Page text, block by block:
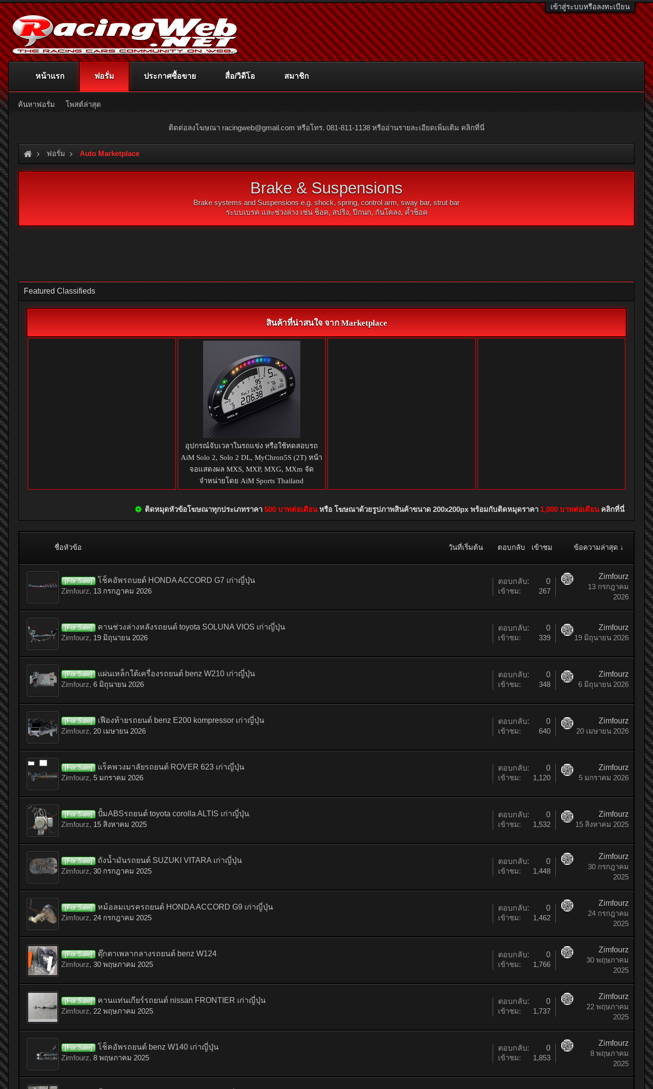
เข้าสู่ระบบหรือลงทะเบียน
ติดต่อลงโฆษณา racingweb@gmail.com หรือโทร. 081-811-1138 หรืออ่านรายละเอียดเพิ่มเติม คลิกที่นี่
ฟอรั่ม Auto Marketplace
Brake & Suspensions
Brake systems and Suspensions e.g. shock, spring, control arm, sway bar, strut bar
ระบบเบรค และช่วงล่าง เช่น ช็อค, สปริง, ปีกนก, กันโคลง, คํ้าช็อค
Featured Classifieds
สินค้าที่น่าสนใจ จาก Marketplace
อุปกรณ์จับเวลาในรถแข่ง หรือใช้ทดสอบรถ
AiM Solo 2, Solo 2 DL, MyChron5S (2T) หน้า
จอแสดงผล MXS, MXP, MXG, MXm จัด
จำหน่ายโดย AiM Sports Thailand
ติดหมุดหัวข้อโฆษณาทุกประเภทราคา 500 บาทต่อเดือนหรือ โฆษณาด้วยรูปภาพสินค้าขนาด 200x200px พร้อมกับติดหมุดราคา 1,000 บาทต่อเดือนคลิกที่นี่
ชื่อหัวข้อ วันที่เริ่มต้น ตอบกลับ เข้าชม ข้อความล่าสุด ↓
[For Sale]
โช็คอัพรถบยต์ HONDA ACCORD G7 เก่าญี่ปุ่น
Zimfourz, 13 กรกฎาคม 2026
ตอบกลับ:
0
เข้าชม:
267
Zimfourz
13 กรกฎาคม
2026
[For Sale]
คานช่วงล่างหลังรถยนต์ toyota SOLUNA VIOS เก่าญี่ปุ่น
Zimfourz, 19 มิถุนายน 2026
ตอบกลับ:
0
เข้าชม:
339
Zimfourz
19 มิถุนายน 2026
[For Sale]
แผ่นเหล็กใต้เครื่องรถยนต์ benz W210 เก่าญี่ปุ่น
Zimfourz, 6 มิถุนายน 2026
ตอบกลับ:
0
เข้าชม:
348
Zimfourz
6 มิถุนายน 2026
[For Sale]
เฟืองท้ายรถยนต์ benz E200 kompressor เก่าญี่ปุ่น
Zimfourz, 20 เมษายน 2026
ตอบกลับ:
0
เข้าชม:
640
Zimfourz
20 เมษายน 2026
[For Sale]
แร็คพวงมาลัยรถยนต์ ROVER 623 เก่าญี่ปุ่น
Zimfourz, 5 มกราคม 2026
ตอบกลับ:
0
เข้าชม:
1,120
Zimfourz
5 มกราคม 2026
[For Sale]
ปั้มABSรถยนต์ toyota corolla ALTIS เก่าญี่ปุ่น
Zimfourz, 15 สิงหาคม 2025
ตอบกลับ:
0
เข้าชม:
1,532
Zimfourz
15 สิงหาคม 2025
[For Sale]
ถังน้ำมันรถยนต์ SUZUKI VITARA เก่าญี่ปุ่น
Zimfourz, 30 กรกฎาคม 2025
ตอบกลับ:
0
เข้าชม:
1,448
Zimfourz
30 กรกฎาคม
2025
[For Sale]
หม้อลมเบรครถยนต์ HONDA ACCORD G9 เก่าญี่ปุ่น
Zimfourz, 24 กรกฎาคม 2025
ตอบกลับ:
0
เข้าชม:
1,462
Zimfourz
24 กรกฎาคม
2025
[For Sale]
ตุ๊กตาเพลากลางรถยนต์ benz W124
Zimfourz, 30 พฤษภาคม 2025
ตอบกลับ:
0
เข้าชม:
1,766
Zimfourz
30 พฤษภาคม
2025
[For Sale]
คานแท่นเกียร์รถยนต์ nissan FRONTIER เก่าญี่ปุ่น
Zimfourz, 22 พฤษภาคม 2025
ตอบกลับ:
0
เข้าชม:
1,737
Zimfourz
22 พฤษภาคม
2025
[For Sale]
โช็คอัพรถยนต์ benz W140 เก่าญี่ปุ่น
Zimfourz, 8 พฤษภาคม 2025
ตอบกลับ:
0
เข้าชม:
1,853
Zimfourz
8 พฤษภาคม
2025
หน้าแรก ฟอรั่ม
ค้นหาฟอรั่ม โพสต์ล่าสุด
ประกาศซื้อขาย สื่อ/วิดีโอ สมาชิก